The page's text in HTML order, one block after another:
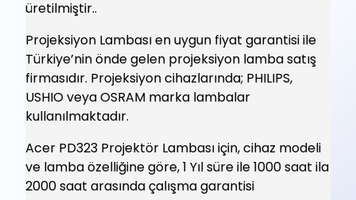
üretilmiştir..
Projeksiyon Lambası en uygun fiyat garantisi ile
Türkiye’nin önde gelen projeksiyon lamba satış
firmasıdır. Projeksiyon cihazlarında; PHILIPS,
USHIO veya OSRAM marka lambalar
kullanılmaktadır.
Acer PD323 Projektör Lambası için, cihaz modeli
ve lamba özelliğine göre, 1 Yıl süre ile 1000 saat ila
2000 saat arasında çalışma garantisi